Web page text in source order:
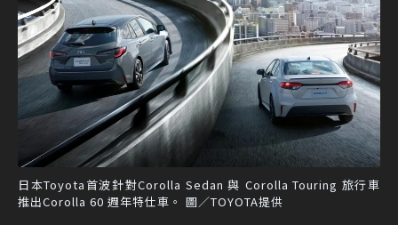
日本Toyota首波針對Corolla Sedan 與 Corolla Touring 旅行車
推出Corolla 60 週年特仕車。 圖／TOYOTA提供